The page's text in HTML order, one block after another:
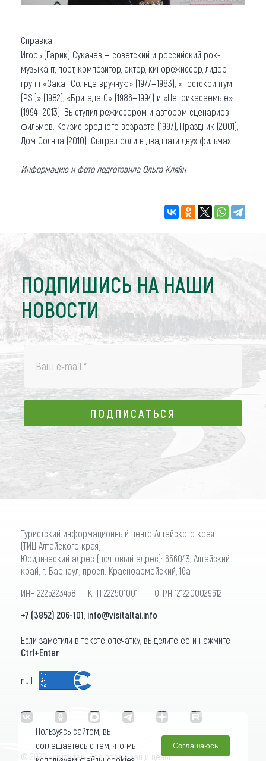
Справка
Игорь (Гарик) Сукачев — советский и российский рок-
музыкант, поэт, композитор, актёр, кинорежиссёр, лидер
групп «Закат Солнца вручную» (1977—1983), «Постскриптум
(P.S.)» (1982), «Бригада С» (1986—1994) и «Неприкасаемые»
(1994—2013). Выступил режиссером и автором сценариев
фильмов: Кризис среднего возраста (1997), Праздник (2001),
Дом Солнца (2010). Сыграл роли в двадцати двух фильмах.
Информацию и фото подготовила Ольга Кляйн
ПОДПИШИСЬ НА НАШИ
НОВОСТИ
Ваш e-mail *
ПОДПИСАТЬСЯ
ПОДПИСАТЬСЯ
Туристский информационный центр Алтайского края
(ТИЦ Алтайского края)
Юридический адрес (почтовый адрес): 656043, Алтайский
край, г. Барнаул, просп. Красноармейский, 16а
ИНН 2225223458 КПП 222501001 ОГРН 1212200029612
+7 (3852) 206-101 info@visitaltai.info
Если заметили в тексте опечатку, выделите её и нажмите
Ctrl+Enter
null
© 2026 «visitaltai» Все права защищены.
Пользуясь сайтом, вы
соглашаетесь с тем, что мы
Соглашаюсь